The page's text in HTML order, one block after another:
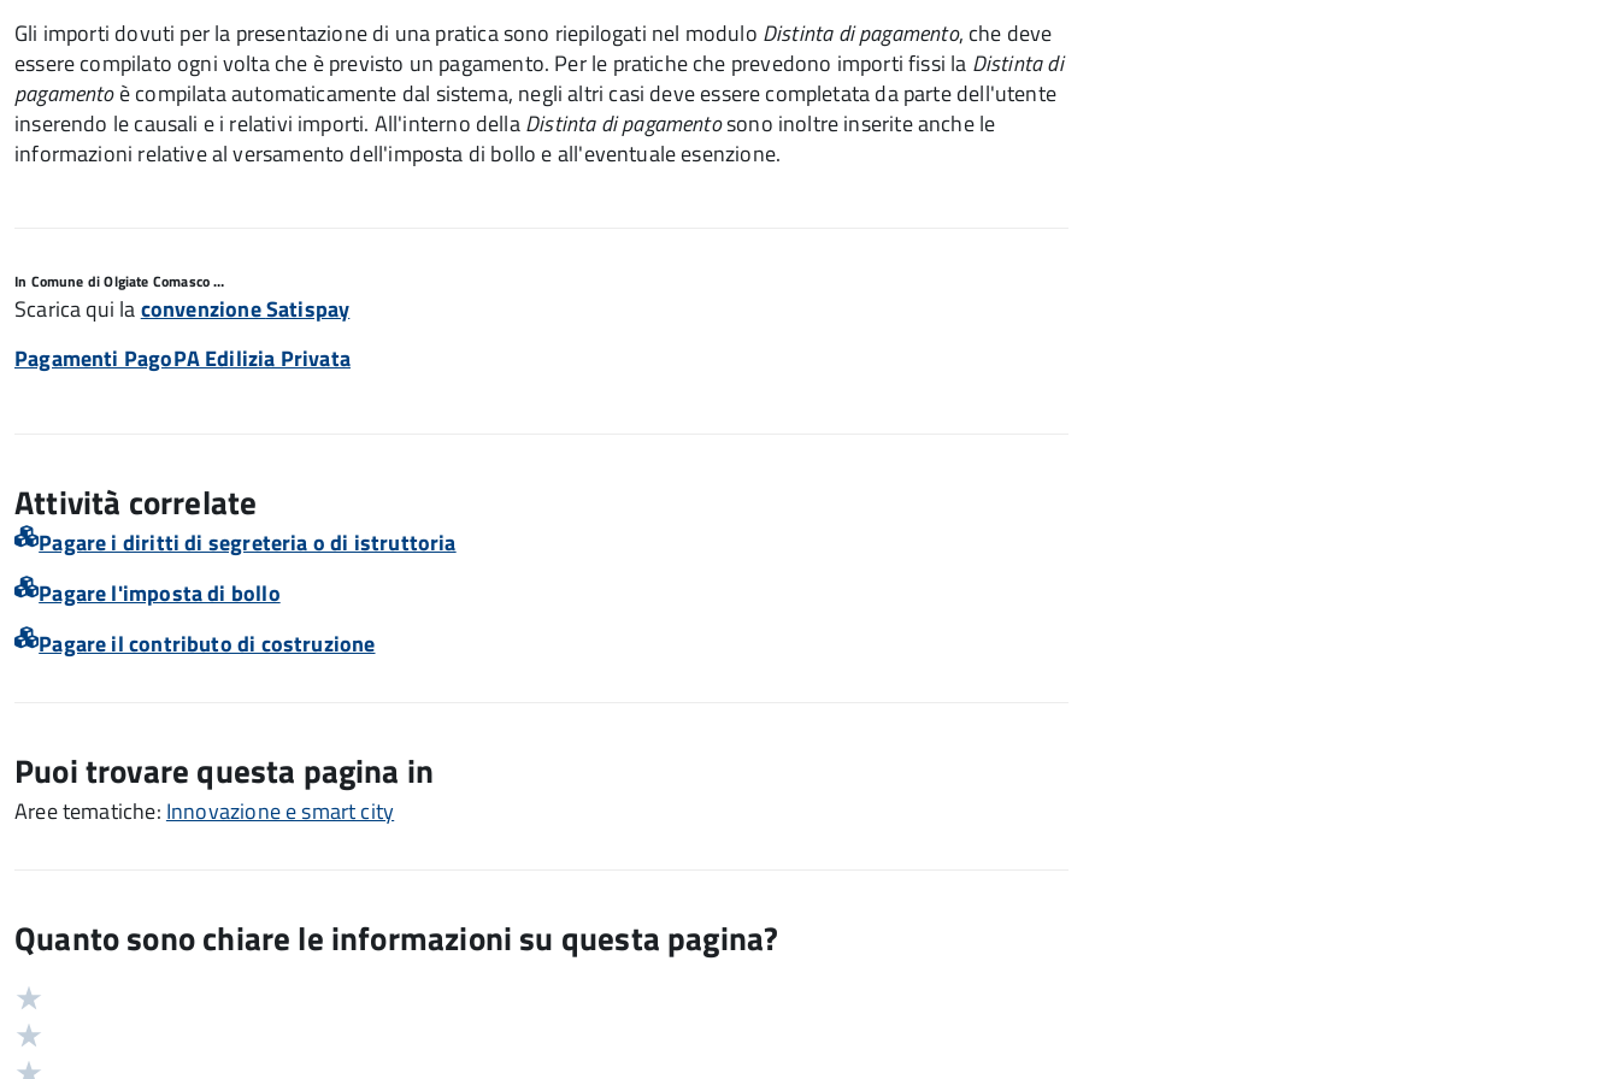
Gli importi dovuti per la presentazione di una pratica sono riepilogati nel modulo Distinta di pagamento, che deve
essere compilato ogni volta che è previsto un pagamento. Per le pratiche che prevedono importi fissi la Distinta di
pagamentoè compilata automaticamente dal sistema, negli altri casi deve essere completata da parte dell'utente
inserendo le causali e i relativi importi. All'interno dellaDistinta di pagamentosono inoltre inserite anche le
informazioni relative al versamento dell'imposta di bollo e all'eventuale esenzione.
In Comune di Olgiate Comasco …
Scarica qui laconvenzioneSatispay
Pagamenti PagoPA Edilizia Privata
Attività correlate
Pagare i diritti di segreteria o di istruttoria
Pagare l'imposta di bollo
Pagare il contributo di costruzione
Puoi trovare questa pagina in
Aree tematiche: Innovazione e smart city
Quanto sono chiare le informazioni su questa pagina?
Valutazione